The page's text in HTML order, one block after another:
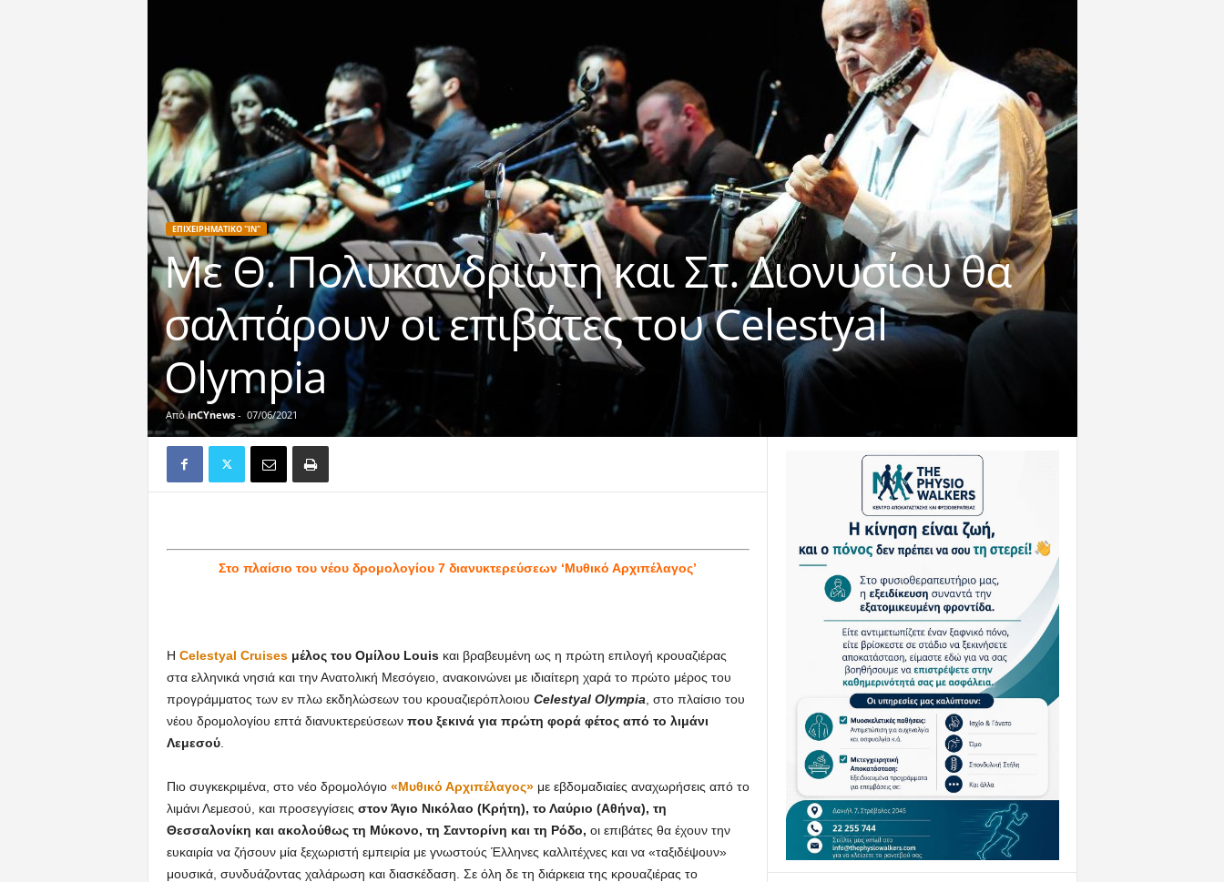
ΕΠΙΧΕΙΡΗΜΑΤΙΚΟ "IN"
Με Θ. Πολυκανδριώτη και Στ. Διονυσίου θα
σαλπάρουν οι επιβάτες του Celestyal
Olympia
Από inCYnews- 07/06/2021
Στο πλαίσιο του νέου δρομολογίου 7 διανυκτερεύσεων ‘Μυθικό Αρχιπέλαγος’
Η Celestyal Cruises μέλος του Ομίλου Louisκαι βραβευμένη ως η πρώτη επιλογή κρουαζιέρας
στα ελληνικά νησιά και την Ανατολική Μεσόγειο, ανακοινώνει με ιδιαίτερη χαρά το πρώτο μέρος του
προγράμματος των εν πλω εκδηλώσεων του κρουαζιερόπλοιου Celestyal Olympia , στο πλαίσιο του
νέου δρομολογίου επτά διανυκτερεύσεων που ξεκινά για πρώτη φορά φέτος από το λιμάνι
Λεμεσού.
Πιο συγκεκριμένα, στο νέο δρομολόγιο «Μυθικό Αρχιπέλαγος»με εβδομαδιαίες αναχωρήσεις από το
λιμάνι Λεμεσού, και προσεγγίσεις στον Άγιο Νικόλαο (Κρήτη), το Λαύριο (Αθήνα), τη
Θεσσαλονίκη και ακολούθως τη Μύκονο, τη Σαντορίνη και τη Ρόδο, οι επιβάτες θα έχουν την
ευκαιρία να ζήσουν μία ξεχωριστή εμπειρία με γνωστούς Έλληνες καλλιτέχνες και να «ταξιδέψουν»
μουσικά, συνδυάζοντας χαλάρωση και διασκέδαση. Σε όλη δε τη διάρκεια της κρουαζιέρας το